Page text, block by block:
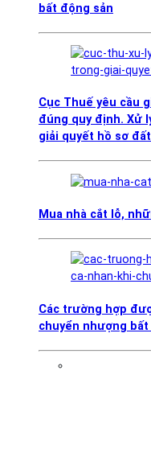
bất động sản
Cục Thuế yêu cầu
đúng quy định. Xử
giải quyết hồ sơ
Mua nhà cắt lỗ,
Các trường hợp
chuyển nhượng